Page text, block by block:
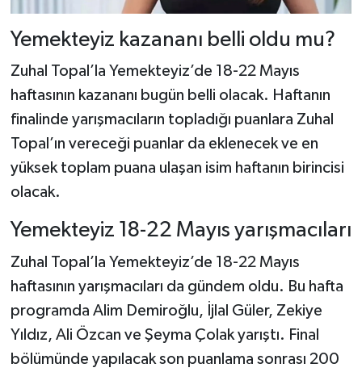
Yemekteyiz kazananı belli oldu mu?
Zuhal Topal’la Yemekteyiz’de 18-22 Mayıs
haftasının kazananı bugün belli olacak. Haftanın
finalinde yarışmacıların topladığı puanlara Zuhal
Topal’ın vereceği puanlar da eklenecek ve en
yüksek toplam puana ulaşan isim haftanın birincisi
olacak.
Yemekteyiz 18-22 Mayıs yarışmacıları
Zuhal Topal’la Yemekteyiz’de 18-22 Mayıs
haftasının yarışmacıları da gündem oldu. Bu hafta
programda Alim Demiroğlu, İjlal Güler, Zekiye
Yıldız, Ali Özcan ve Şeyma Çolak yarıştı. Final
bölümünde yapılacak son puanlama sonrası 200
Yerel Haberler
Haber Arşivi